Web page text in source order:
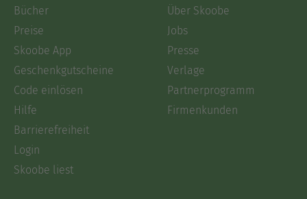
Bücher
Preise
Skoobe App
Geschenkgutscheine
Code einlösen
Hilfe
Barrierefreiheit
Login
Skoobe liest
Über Skoobe
Jobs
Presse
Verlage
Partnerprogramm
Firmenkunden